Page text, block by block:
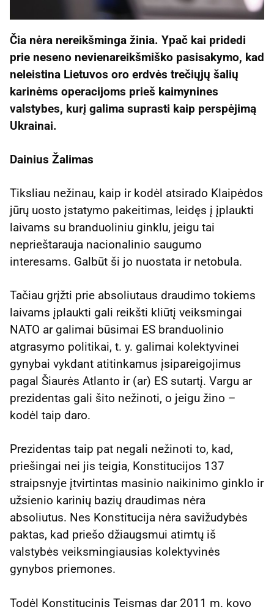
Čia nėra nereikšminga žinia. Ypač kai pridedi
prie neseno nevienareikšmiško pasisakymo, kad
neleistina Lietuvos oro erdvės trečiųjų šalių
karinėms operacijoms prieš kaimynines
valstybes, kurį galima suprasti kaip perspėjimą
Ukrainai.
Dainius Žalimas
Tiksliau nežinau, kaip ir kodėl atsirado Klaipėdos
jūrų uosto įstatymo pakeitimas, leidęs į įplaukti
laivams su branduoliniu ginklu, jeigu tai
neprieštarauja nacionalinio saugumo
interesams. Galbūt ši jo nuostata ir netobula.
Tačiau grįžti prie absoliutaus draudimo tokiems
laivams įplaukti gali reikšti kliūtį veiksmingai
NATO ar galimai būsimai ES branduolinio
atgrasymo politikai, t. y. galimai kolektyvinei
gynybai vykdant atitinkamus įsipareigojimus
pagal Šiaurės Atlanto ir (ar) ES sutartį. Vargu ar
prezidentas gali šito nežinoti, o jeigu žino –
kodėl taip daro.
Prezidentas taip pat negali nežinoti to, kad,
priešingai nei jis teigia, Konstitucijos 137
straipsnyje įtvirtintas masinio naikinimo ginklo ir
užsienio karinių bazių draudimas nėra
absoliutus. Nes Konstitucija nėra savižudybės
paktas, kad priešo džiaugsmui atimtų iš
valstybės veiksmingiausias kolektyvinės
gynybos priemones.
Todėl Konstitucinis Teismas dar 2011 m. kovo